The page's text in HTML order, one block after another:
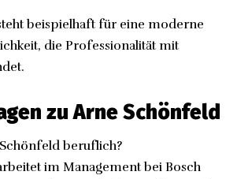
beispielhaft für eine moderne
die Professionalität mit
zu Arne Schönfeld
beruflich?
im Management bei Bosch